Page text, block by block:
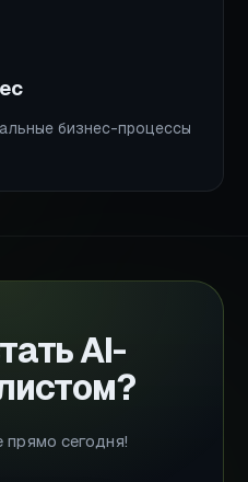
бизнес-процессы
AI-
прямо сегодня!